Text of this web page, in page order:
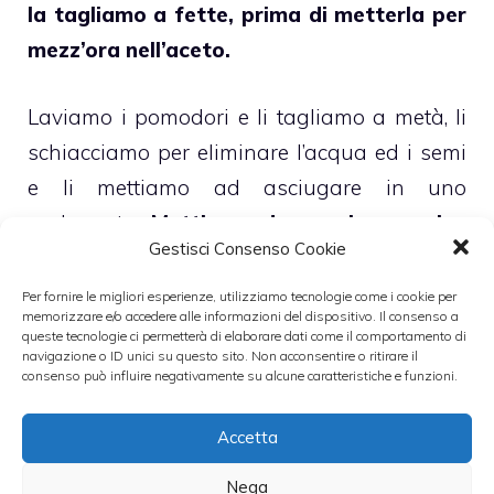
Gestisci Consenso Cookie
Per fornire le migliori esperienze, utilizziamo tecnologie come i cookie per
memorizzare e/o accedere alle informazioni del dispositivo. Il consenso a
queste tecnologie ci permetterà di elaborare dati come il comportamento di
navigazione o ID unici su questo sito. Non acconsentire o ritirare il
consenso può influire negativamente su alcune caratteristiche e funzioni.
Accetta
Nega
la tagliamo a fette, prima di metterla per
mezz’ora nell’aceto.
Laviamo i pomodori e li tagliamo a metà, li
schiacciamo per eliminare l’acqua ed i semi
e li mettiamo ad asciugare in uno
scolapasta. Mettiamo dunque i capperi a
dissalarsi sotto l’acqua corrente, togliamo
i noccioli e schiacciamo le olive.
In una ciotola mettiamo ipomodori, la
fette di patate, e condiamo il tutto con
l’olio, l’origano ed il basilico, oltre che sale